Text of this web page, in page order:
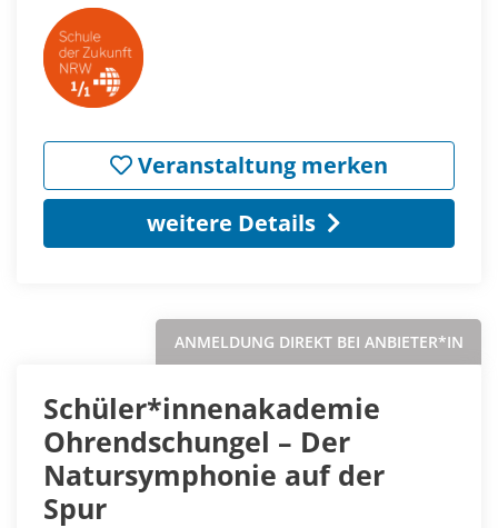
Veranstaltung merken
weitere Details
ANMELDUNG DIREKT BEI ANBIETER*IN
Schüler*innenakademie
Ohrendschungel – Der
Natursymphonie auf der
Spur